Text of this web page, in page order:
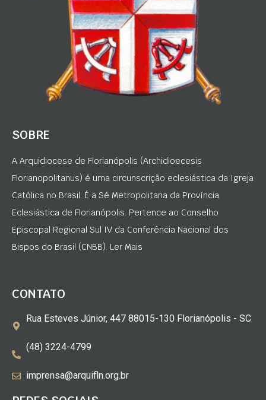
SOBRE
A Arquidiocese de Florianópolis (Archidioecesis
Florianopolitanus) é uma circunscrição eclesiástica da Igreja
Católica no Brasil. É a Sé Metropolitana da Província
Eclesiástica de Florianópolis. Pertence ao Conselho
Episcopal Regional Sul IV da Conferência Nacional dos
Bispos do Brasil (CNBB). Ler Mais
CONTATO
Rua Esteves Júnior, 447 88015-130 Florianópolis - SC
(48) 3224-4799
imprensa@arquifln.org.br